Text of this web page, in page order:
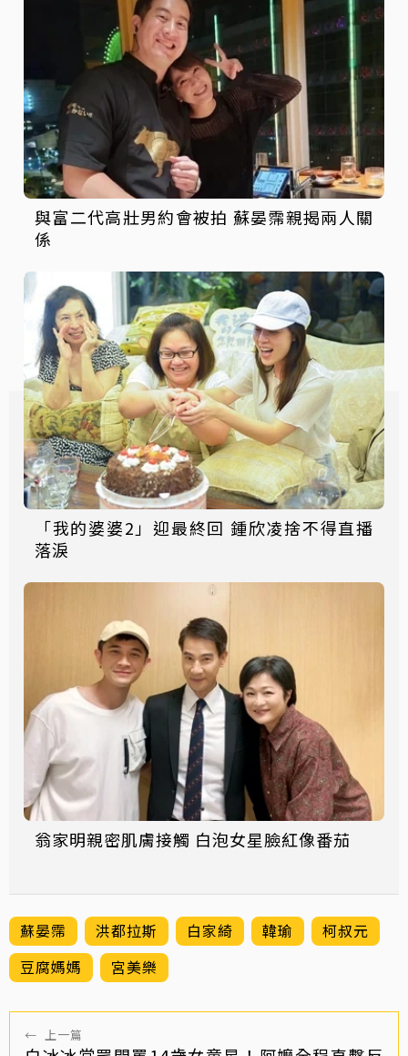
與富二代高壯男約會被拍 蘇晏霈親揭兩人關
係
「我的婆婆2」迎最終回 鍾欣凌捨不得直播
落淚
翁家明親密肌膚接觸 白泡女星臉紅像番茄
蘇晏霈 洪都拉斯 白家綺 韓瑜
柯叔元
豆腐媽媽
宮美樂
← 上一篇